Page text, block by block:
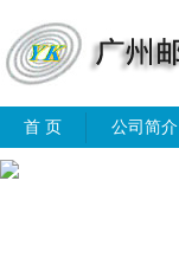
首 页 公司简介